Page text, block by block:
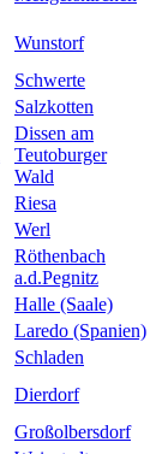
Wunstorf
Schwerte
Salzkotten
Dissen am
Teutoburger
Wald
Riesa
Werl
Röthenbach
a.d.Pegnitz
Halle (Saale)
Laredo (Spanien)
Schladen
Dierdorf
Großolbersdorf